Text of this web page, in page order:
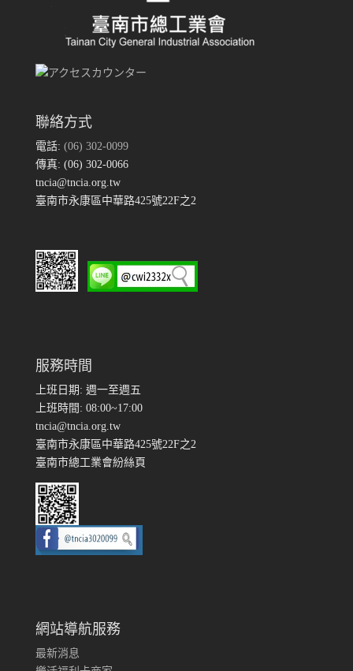
聯絡方式
電話: (06) 302-0099
傳真: (06) 302-0066
tncia@tncia.org.tw
臺南市永康區中華路425號22F之2
服務時間
上班日期: 週一至週五
上班時間: 08:00~17:00
tncia@tncia.org.tw
臺南市永康區中華路425號22F之2
臺南市總工業會紛絲頁
網站導航服務
最新消息